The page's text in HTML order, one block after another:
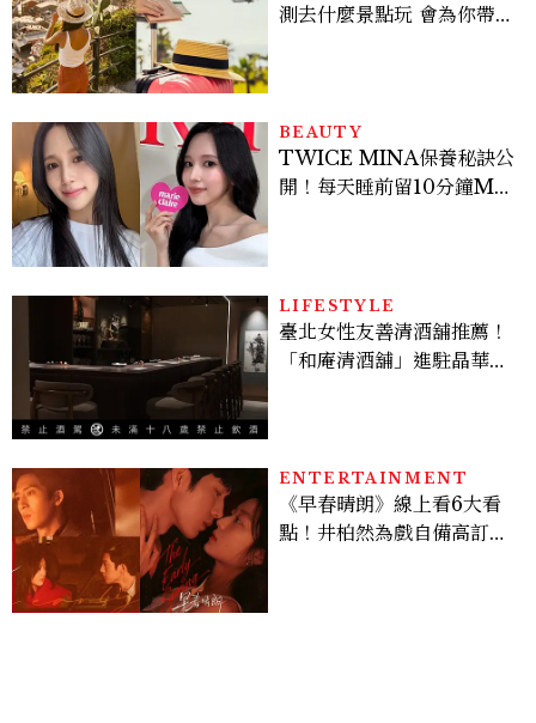
測去什麼景點玩 會為你帶來
BEAUTY
TWICE MINA保養秘訣公
開！每天睡前留10分鐘ME
LIFESTYLE
臺北女性友善清酒舖推薦！
「和庵清酒舖」進駐晶華酒
ENTERTAINMENT
《早春晴朗》線上看6大看
點！井柏然為戲自備高訂，